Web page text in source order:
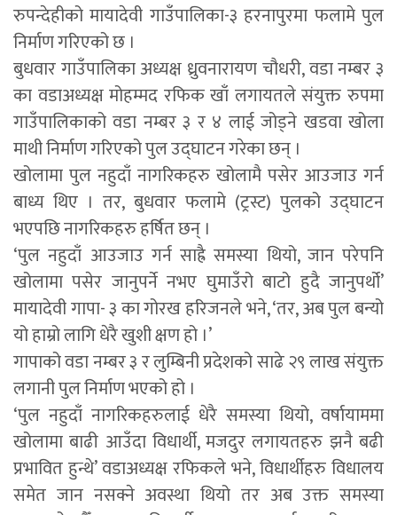
रुपन्देहीको मायादेवी गाउँपालिका-३ हरनापुरमा फलामे पुल
निर्माण गरिएको छ ।
बुधवार गाउँपालिका अध्यक्ष ध्रुवनारायण चौधरी, वडा नम्बर ३
का वडाअध्यक्ष मोहम्मद रफिक खाँ लगायतले संयुक्त रुपमा
गाउँपालिकाको वडा नम्बर ३ र ४ लाई जोड्ने खडवा खोला
माथी निर्माण गरिएको पुल उद्घाटन गरेका छन् ।
खोलामा पुल नहुदाँ नागरिकहरु खोलामै पसेर आउजाउ गर्न
बाध्य थिए । तर, बुधवार फलामे (ट्रस्ट) पुलको उद्घाटन
भएपछि नागरिकहरु हर्षित छन् ।
‘पुल नहुदाँ आउजाउ गर्न साह्रै समस्या थियो, जान परेपनि
खोलामा पसेर जानुपर्ने नभए घुमाउँरो बाटो हुदै जानुपर्थो’
मायादेवी गापा- ३ का गोरख हरिजनले भने, ‘तर, अब पुल बन्यो
यो हाम्रो लागि धेरै खुशी क्षण हो ।’
गापाको वडा नम्बर ३ र लुम्बिनी प्रदेशको साढे २९ लाख संयुक्त
लगानी पुल निर्माण भएको हो ।
‘पुल नहुदाँ नागरिकहरुलाई धेरै समस्या थियो, वर्षायाममा
खोलामा बाढी आउँदा विधार्थी, मजदुर लगायतहरु झनै बढी
प्रभावित हुन्थे’ वडाअध्यक्ष रफिकले भने, विधार्थीहरु विधालय
समेत जान नसक्ने अवस्था थियो तर अब उक्त समस्या